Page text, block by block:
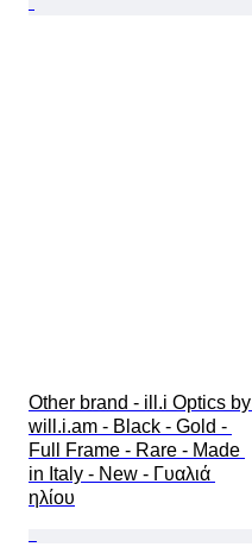
Other brand - ill.i Optics by
will.i.am - Black - Gold -
Full Frame - Rare - Made
in Italy - New - Γυαλιά
ηλίου